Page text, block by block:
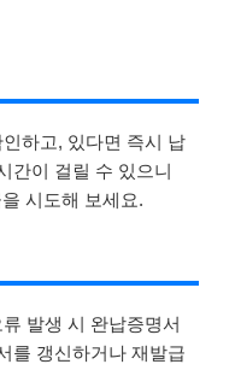
하고, 있다면 즉시 납
간이 걸릴 수 있으니
시도해 보세요.
발생 시 완납증명서
를 갱신하거나 재발급